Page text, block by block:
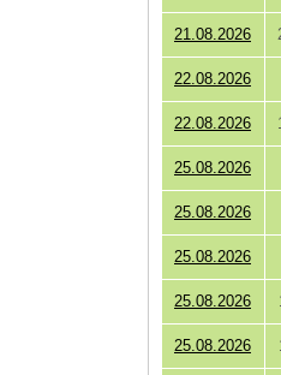
21.08.2026
22.08.2026
22.08.2026
25.08.2026
25.08.2026
25.08.2026
25.08.2026
25.08.2026